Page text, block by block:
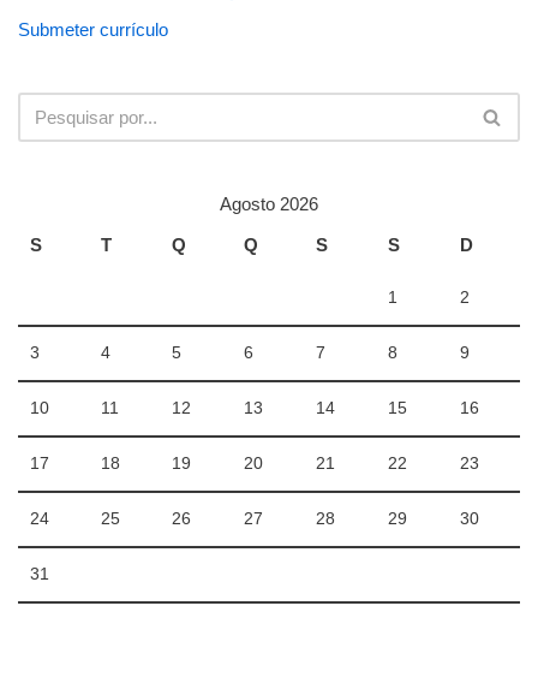
Submeter currículo
Agosto 2026
S
T Q Q S S D
1 2
3 4 5 6 7 8 9
10 11 12 13 14 15 16
17 18 19 20 21 22 23
24 25 26 27 28 29 30
31